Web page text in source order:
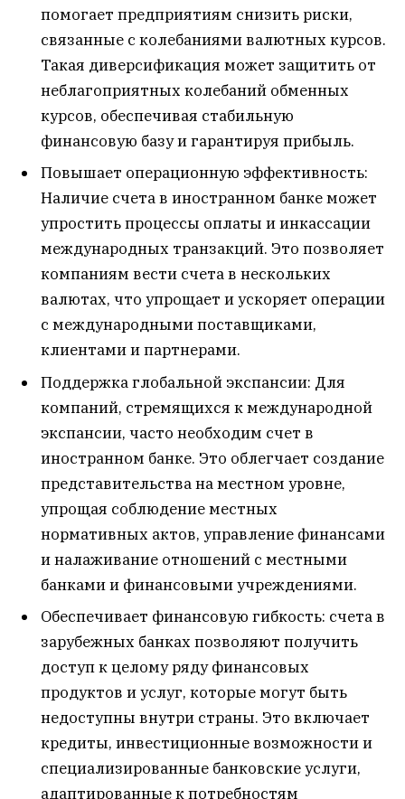
помогает предприятиям снизить риски,
связанные с колебаниями валютных курсов.
Такая диверсификация может защитить от
неблагоприятных колебаний обменных
курсов, обеспечивая стабильную
финансовую базу и гарантируя прибыль.
Повышает операционную эффективность:
Наличие счета в иностранном банке может
упростить процессы оплаты и инкассации
международных транзакций. Это позволяет
компаниям вести счета в нескольких
валютах, что упрощает и ускоряет операции
с международными поставщиками,
клиентами и партнерами.
Поддержка глобальной экспансии: Для
компаний, стремящихся к международной
экспансии, часто необходим счет в
иностранном банке. Это облегчает создание
представительства на местном уровне,
упрощая соблюдение местных
нормативных актов, управление финансами
и налаживание отношений с местными
банками и финансовыми учреждениями.
Обеспечивает финансовую гибкость: счета в
зарубежных банках позволяют получить
доступ к целому ряду финансовых
продуктов и услуг, которые могут быть
недоступны внутри страны. Это включает
кредиты, инвестиционные возможности и
специализированные банковские услуги,
адаптированные к потребностям